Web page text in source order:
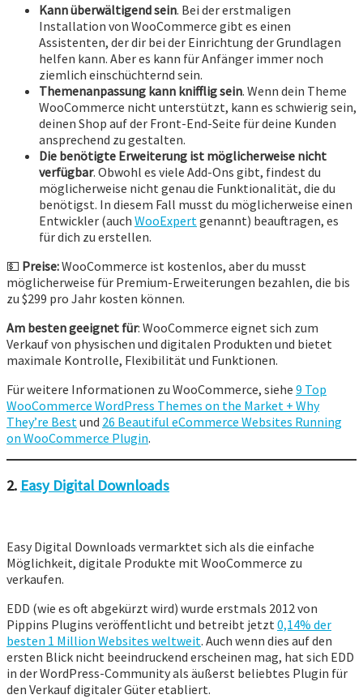
Kann überwältigend sein. Bei der erstmaligen
Installation von WooCommerce gibt es einen
Assistenten, der dir bei der Einrichtung der Grundlagen
helfen kann. Aber es kann für Anfänger immer noch
ziemlich einschüchternd sein.
Themenanpassung kann knifflig sein. Wenn dein Theme
WooCommerce nicht unterstützt, kann es schwierig sein,
deinen Shop auf der Front-End-Seite für deine Kunden
ansprechend zu gestalten.
Die benötigte Erweiterung ist möglicherweise nicht
verfügbar. Obwohl es viele Add-Ons gibt, findest du
möglicherweise nicht genau die Funktionalität, die du
benötigst. In diesem Fall musst du möglicherweise einen
Entwickler (auch WooExpert genannt) beauftragen, es
für dich zu erstellen.
💵 Preise:WooCommerce ist kostenlos, aber du musst
möglicherweise für Premium-Erweiterungen bezahlen, die bis
zu $299 pro Jahr kosten können.
Am besten geeignet für: WooCommerce eignet sich zum
Verkauf von physischen und digitalen Produkten und bietet
maximale Kontrolle, Flexibilität und Funktionen.
Für weitere Informationen zu WooCommerce, siehe 9 Top
WooCommerce WordPress Themes on the Market + Why
They’re Best und 26 Beautiful eCommerce Websites Running
on WooCommerce Plugin.
2. Easy Digital Downloads
Easy Digital Downloads vermarktet sich als die einfache
Möglichkeit, digitale Produkte mit WooCommerce zu
verkaufen.
EDD (wie es oft abgekürzt wird) wurde erstmals 2012 von
Pippins Plugins veröffentlicht und betreibt jetzt0,14% der
besten 1 Million Websites weltweit. Auch wenn dies auf den
ersten Blick nicht beeindruckend erscheinen mag, hat sich EDD
in der WordPress-Community als äußerst beliebtes Plugin für
den Verkauf digitaler Güter etabliert.